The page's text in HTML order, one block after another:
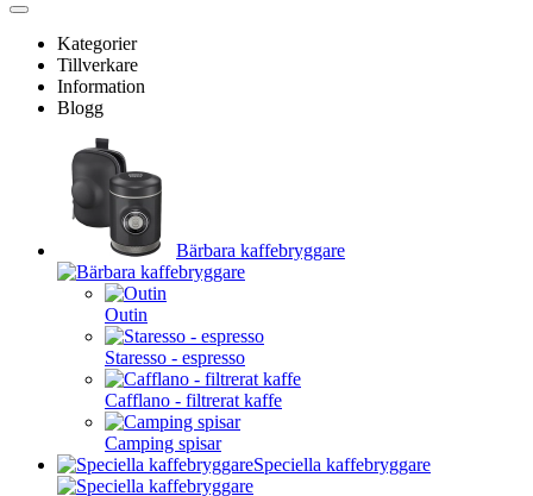
Kategorier
Tillverkare
Information
Blogg
Bärbara kaffebryggare
Outin
Staresso - espresso
Cafflano - filtrerat kaffe
Camping spisar
Speciella kaffebryggare